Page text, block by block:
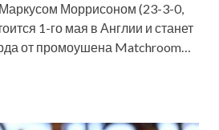
Моррисоном (23-3-0,
1-го мая в Англии и станет
от промоушена Matchroom…